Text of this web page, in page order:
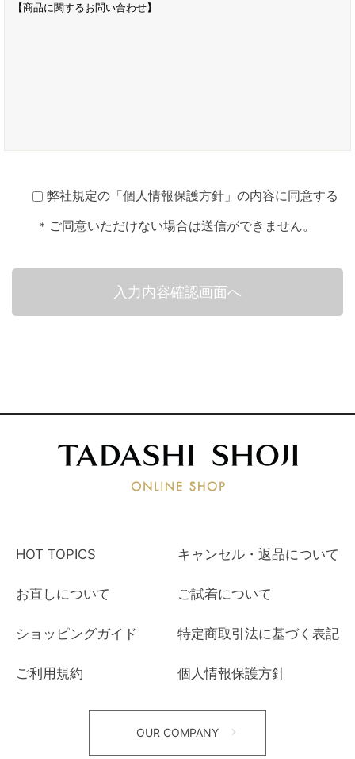
弊社規定の「個人情報保護方針 」の内容に同意する
* ご同意いただけない場合は送信ができません。
HOT TOPICS キャンセル・返品について
お直しについて ご試着について
ショッピングガイド 特定商取引法に基づく表記
ご利用規約 個人情報保護方針
OUR COMPANY